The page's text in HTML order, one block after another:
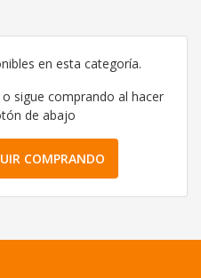
en esta categoría.
sigue comprando al hacer
de abajo
COMPRANDO